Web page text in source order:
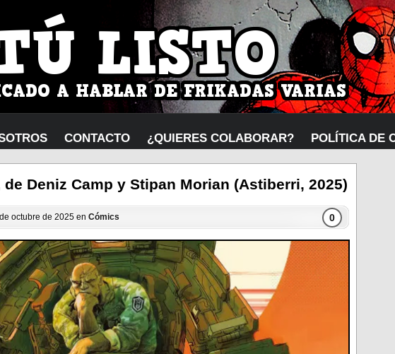
CONTACTO ¿QUIERES COLABORAR? POLÍTICA DE
Deniz Camp y Stipan Morian (Astiberri, 2025)
octubre de 2025 en Cómics 0